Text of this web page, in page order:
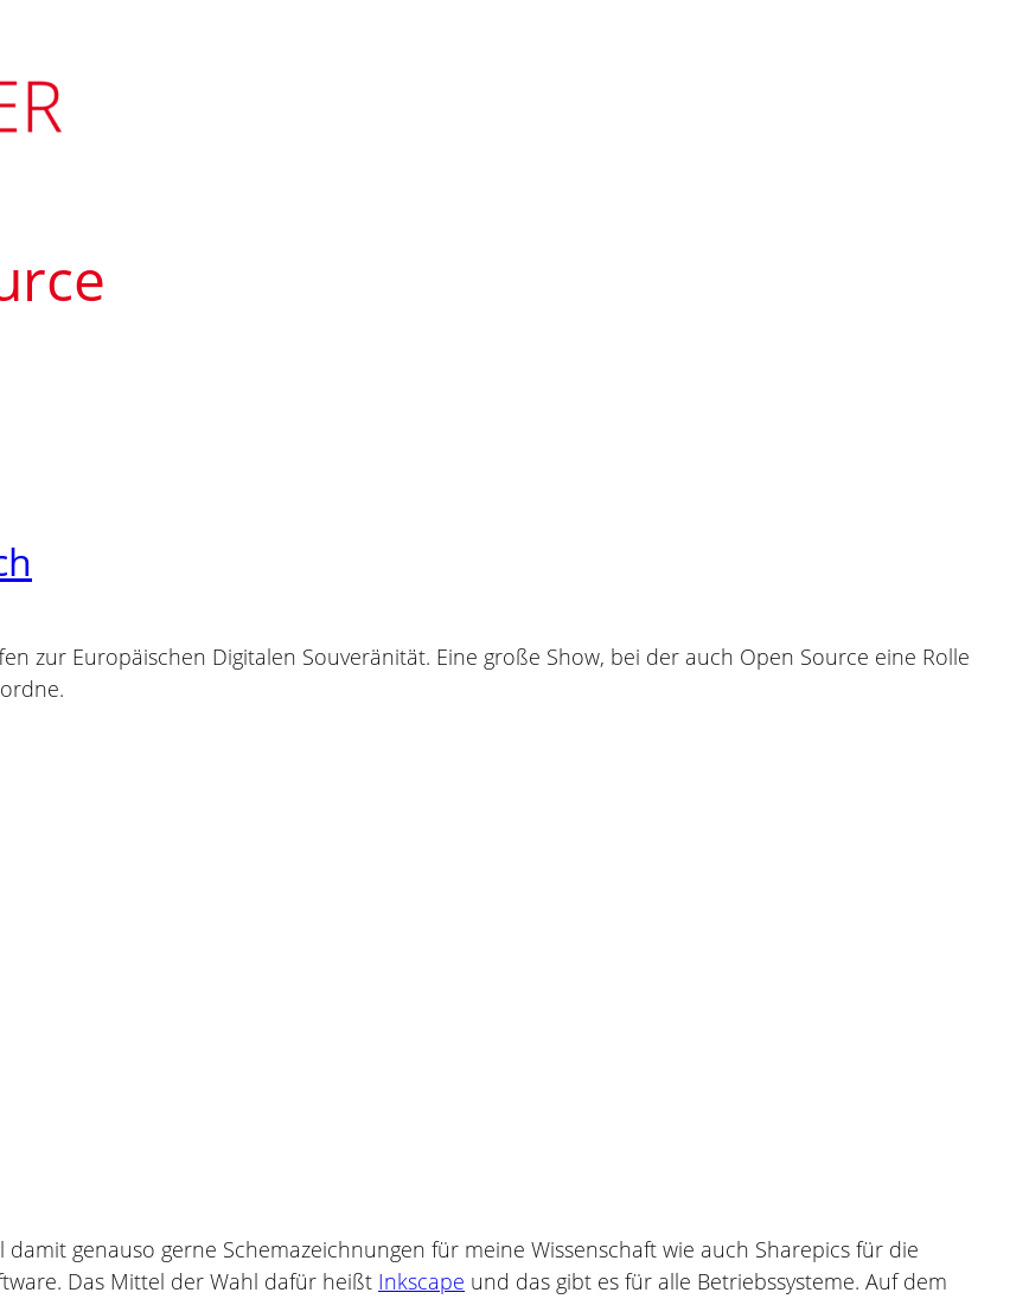
zur Europäischen Digitalen Souveränität. Eine große Show, bei der auch Open Source eine Rolle
genauso gerne Schemazeichnungen für meine Wissenschaft wie auch Sharepics für die
Das Mittel der Wahl dafür heißt Inkscape und das gibt es für alle Betriebssysteme. Auf dem